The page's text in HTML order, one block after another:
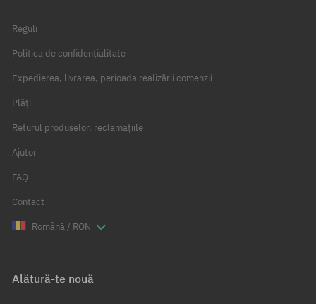
Reguli
Politica de confidențialitate
Expedierea, livrarea, perioada realizării comenzii
Plăți
Returul produselor, reclamațiile
Ajutor
FAQ
Contact
Română / RON
Alătură-te nouă